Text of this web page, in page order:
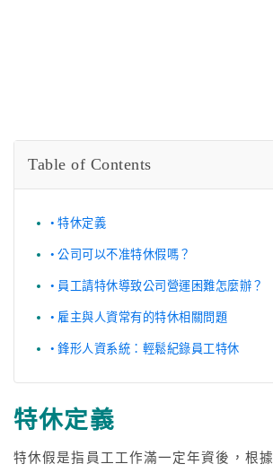
Table of Contents
特休定義
公司可以不准特休假嗎？
員工請特休導致公司營運困難怎麼辦？
雇主與人資常有的特休相關問題
鋒形人資系統：輕鬆紀錄員工特休
特休定義
特休假是指員工工作滿一定年資後，根據